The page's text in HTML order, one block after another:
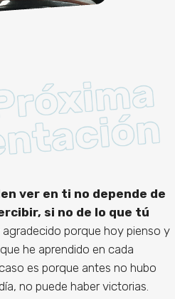
ver en ti no depende de
si no de lo que tú
porque hoy pienso y
he aprendido en cada
es porque antes no hubo
no puede haber victorias.